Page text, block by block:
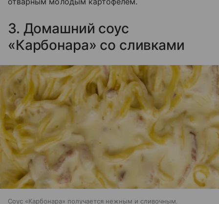
3. Домашний соус
«Карбонара» со сливками
Соус «Карбонара» получается нежным и сливочным.